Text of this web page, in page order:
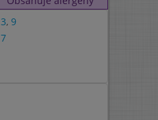
3, 9
7